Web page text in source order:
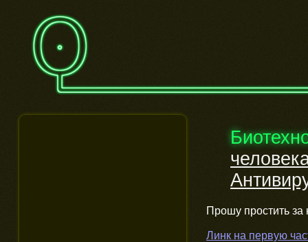
Прошу простить
Линк на первую